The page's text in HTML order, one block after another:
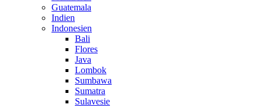
Guatemala
Indien
Indonesien
Bali
Flores
Java
Lombok
Sumbawa
Sumatra
Sulavesie